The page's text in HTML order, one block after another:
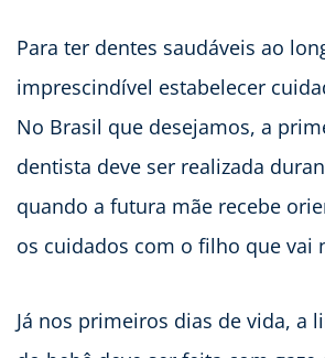
Para ter dentes saudáveis ao
imprescindível estabelecer
No Brasil que desejamos, a
dentista deve ser realizada
quando a futura mãe recebe
os cuidados com o filho que vai
Já nos primeiros dias de vida, a